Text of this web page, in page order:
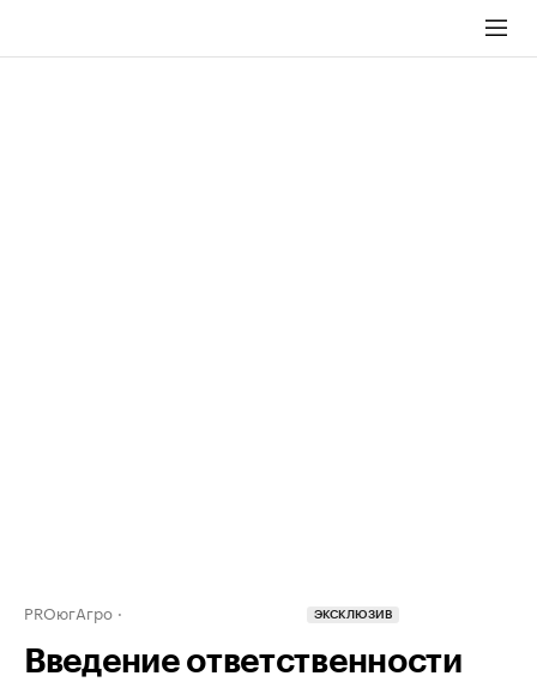
PROюгАгро ЭКСКЛЮЗИВ
Введение ответственности